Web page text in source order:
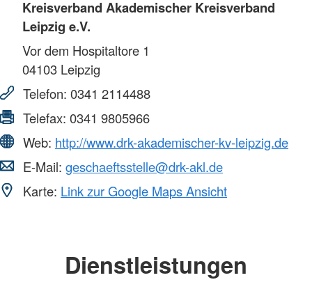
Kreisverband Akademischer Kreisverband
Leipzig e.V.
Vor dem Hospitaltore 1
04103 Leipzig
Telefon: 0341 2114488
Telefax: 0341 9805966
Web: http://www.drk-akademischer-kv-leipzig.de
E-Mail: geschaeftsstelle@drk-akl.de
Karte: Link zur Google Maps Ansicht
Dienstleistungen